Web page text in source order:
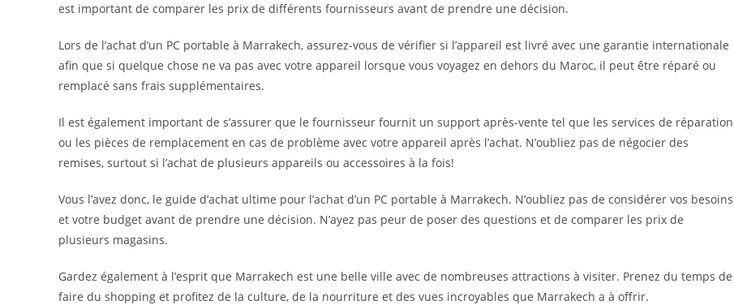
est important de comparer les prix de différents fournisseurs avant de prendre une décision.
Lors de l’achat d’un PC portable à Marrakech, assurez-vous de vérifier si l’appareil est livré avec une garantie internationale
afin que si quelque chose ne va pas avec votre appareil lorsque vous voyagez en dehors du Maroc, il peut être réparé ou
remplacé sans frais supplémentaires.
Il est également important de s’assurer que le fournisseur fournit un support après-vente tel que les services de réparation
ou les pièces de remplacement en cas de problème avec votre appareil après l’achat. N’oubliez pas de négocier des
remises, surtout si l’achat de plusieurs appareils ou accessoires à la fois!
Vous l’avez donc, le guide d’achat ultime pour l’achat d’un PC portable à Marrakech. N’oubliez pas de considérer vos besoins
et votre budget avant de prendre une décision. N’ayez pas peur de poser des questions et de comparer les prix de
plusieurs magasins.
Gardez également à l’esprit que Marrakech est une belle ville avec de nombreuses attractions à visiter. Prenez du temps de
faire du shopping et profitez de la culture, de la nourriture et des vues incroyables que Marrakech a à offrir.